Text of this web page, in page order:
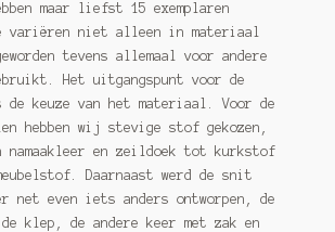
maar liefst 15 exemplaren
variëren niet alleen in materiaal
tevens allemaal voor andere
Het uitgangspunt voor de
de keuze van het materiaal. Voor de
hebben wij stevige stof gekozen,
namaakleer en zeildoek tot kurkstof
Daarnaast werd de snit
net even iets anders ontworpen, de
klep, de andere keer met zak en